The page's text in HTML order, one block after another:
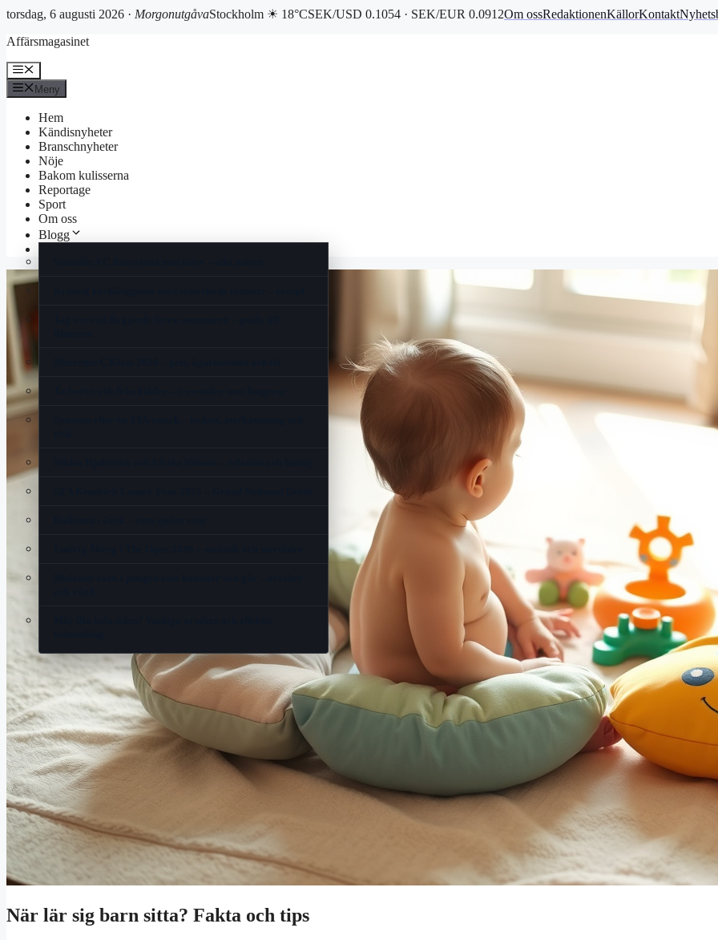
torsdag, 6 augusti 2026 · MorgonutgåvaStockholm ☀ 18°CSEK/USD 0.1054 · SEK/EUR 0.0912Om ossRedaktionenKällorKontakt
till
Affärsmagasinet
Meny
Meny
Hem
Kändisnyheter
Branschnyheter
Nöje
Bakom kulisserna
Reportage
Sport
Om oss
Blogg
När lär sig barn sitta? Fakta och tips